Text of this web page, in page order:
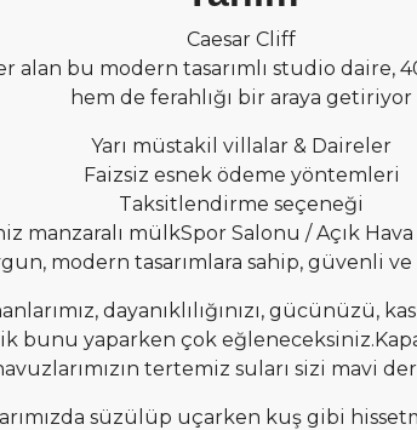
Caesar Cliff
bu modern tasarımlı studio daire,
hem de ferahlığı bir araya getiriyor
Yarı müstakil villalar & Daireler
Faizsiz esnek ödeme yöntemleri
Taksitlendirme seçeneği
manzaralı mülkSpor Salonu / Açık Hava
modern tasarımlara sahip, güvenli
dayanıklılığınızı,
bunu yaparken çok
tertemiz suları sizi mavi
süzülüp uçarken kuş gibi